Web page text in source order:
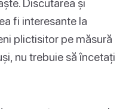
fi interesante la
plictisitor pe măsură
nu trebuie să încetați